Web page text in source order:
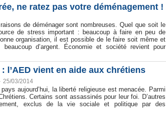
ne ratez pas votre déménagement !
de déménager sont nombreuses. Quel que soit le
de stress important : beaucoup à faire en peu de
organisation, il est possible de le faire soit même et
beaucoup d’argent. Économie et société revient pour
: l’AED vient en aide aux chrétiens
25/03/2014
aujourd’hui, la liberté religieuse est menacée. Parmi
Certains sont assassinés pour leur foi. D’autres
exclus de la vie sociale et politique par des